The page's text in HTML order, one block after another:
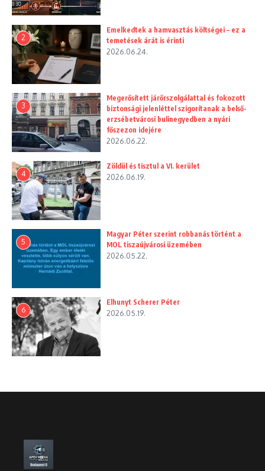
2
Emelkedtek a hamvasztás költségei – ez a
temetések árát is érinti
2026.06.24.
3
Megerősített járőrszolgálattal és fokozott
biztonsági jelenléttel szigorítanak a belső-
erzsébetvárosi bulinegyedben a nyári
főszezon idejére
2026.06.22.
4
Zöldül és tisztul a VI. kerület
2026.06.19.
5
Magyar Péter szerint robbanás történt a
MOL tiszaújvárosi üzemében
2026.05.22.
6
Elhunyt Scherer Péter
2026.05.19.